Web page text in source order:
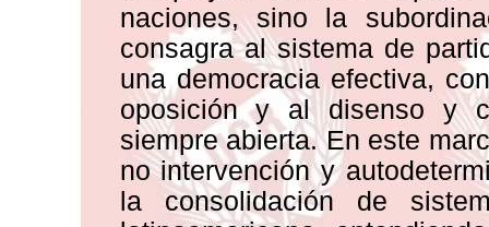
naciones, sino la
consagra al sistema de
una democracia efectiva,
oposición y al disenso y
siempre abierta. En este
no intervención y
la consolidación de